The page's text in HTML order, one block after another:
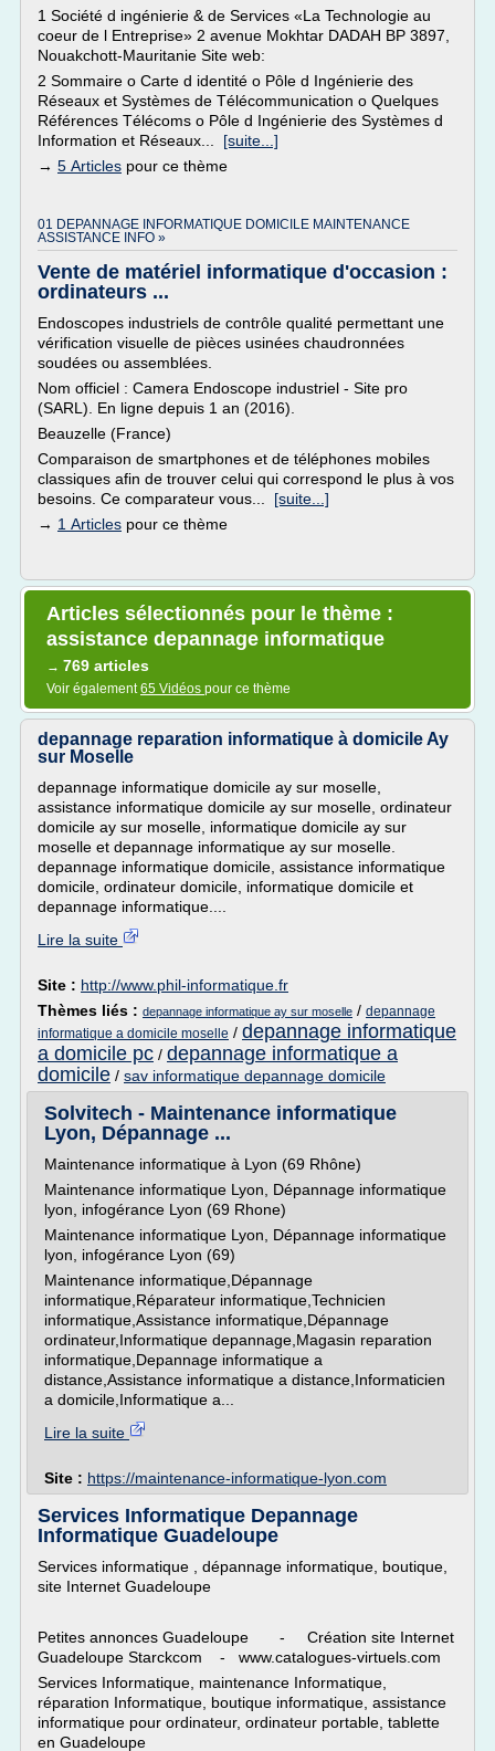
1 Société d ingénierie & de Services «La Technologie au
coeur de l Entreprise» 2 avenue Mokhtar DADAH BP 3897,
Nouakchott-Mauritanie Site web:
2 Sommaire o Carte d identité o Pôle d Ingénierie des
Réseaux et Systèmes de Télécommunication o Quelques
Références Télécoms o Pôle d Ingénierie des Systèmes d
Information et Réseaux... [suite...]
→ 5 Articles pour ce thème
01 DEPANNAGE INFORMATIQUE DOMICILE MAINTENANCE
ASSISTANCE INFO »
Vente de matériel informatique d'occasion :
ordinateurs ...
Endoscopes industriels de contrôle qualité permettant une
vérification visuelle de pièces usinées chaudronnées
soudées ou assemblées.
Nom officiel : Camera Endoscope industriel - Site pro
(SARL). En ligne depuis 1 an (2016).
Beauzelle (France)
Comparaison de smartphones et de téléphones mobiles
classiques afin de trouver celui qui correspond le plus à vos
besoins. Ce comparateur vous... [suite...]
→ 1 Articles pour ce thème
Articles sélectionnés pour le thème :
assistance depannage informatique
→ 769 articles
Voir également65 Vidéos pour ce thème
depannage reparation informatique à domicile Ay
sur Moselle
depannage informatique domicile ay sur moselle,
assistance informatique domicile ay sur moselle, ordinateur
domicile ay sur moselle, informatique domicile ay sur
moselle et depannage informatique ay sur moselle.
depannage informatique domicile, assistance informatique
domicile, ordinateur domicile, informatique domicile et
depannage informatique....
Lire la suite
Site : http://www.phil-informatique.fr
Thèmes liés : depannage informatique ay sur moselle / depannage
informatique a domicile moselle / depannage informatique
a domicile pc / depannage informatique a
domicile / sav informatique depannage domicile
Solvitech - Maintenance informatique
Lyon, Dépannage ...
Maintenance informatique à Lyon (69 Rhône)
Maintenance informatique Lyon, Dépannage informatique
lyon, infogérance Lyon (69 Rhone)
Maintenance informatique Lyon, Dépannage informatique
lyon, infogérance Lyon (69)
Maintenance informatique,Dépannage
informatique,Réparateur informatique,Technicien
informatique,Assistance informatique,Dépannage
ordinateur,Informatique depannage,Magasin reparation
informatique,Depannage informatique a
distance,Assistance informatique a distance,Informaticien
a domicile,Informatique a...
Lire la suite
Site : https://maintenance-informatique-lyon.com
Services Informatique Depannage
Informatique Guadeloupe
Services informatique , dépannage informatique, boutique,
site Internet Guadeloupe
Petites annonces Guadeloupe - Création site Internet
Guadeloupe Starckcom - www.catalogues-virtuels.com
Services Informatique, maintenance Informatique,
réparation Informatique, boutique informatique, assistance
informatique pour ordinateur, ordinateur portable, tablette
en Guadeloupe